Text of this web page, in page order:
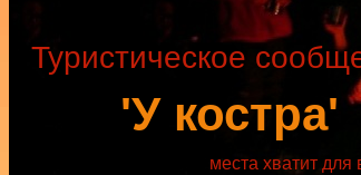
'У костра'
Туристическое
места хватит для